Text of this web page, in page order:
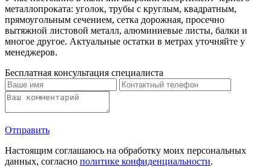
металлопроката: уголок, трубы с круглым, квадратным,
прямоугольным сечением, сетка дорожная, просечно
вытяжной листовой металл, алюминиевые листы, балки и
многое другое. Актуальные остатки в метрах уточняйте у
менеджеров.
Бесплатная консультация специалиста
Отправить
Настоящим соглашаюсь на обработку моих персональных
данных, согласно политике конфиденциальности.